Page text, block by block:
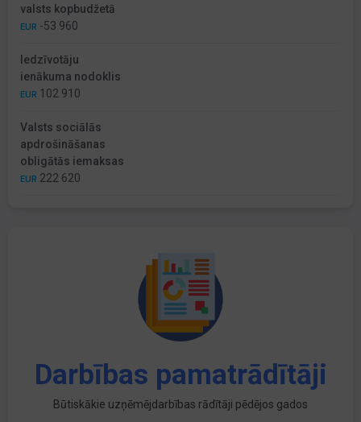
valsts kopbudžetā
EUR -53 960
Iedzīvotāju
ienākuma nodoklis
EUR 102 910
Valsts sociālās
apdrošināšanas
obligātās iemaksas
EUR 222 620
Darbības pamatrādītāji
Būtiskākie uzņēmējdarbības rādītāji pēdējos gados